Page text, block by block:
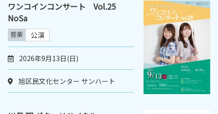
ワンコインコンサート Vol.25
NoSa
音楽 公演
2026年9月13日(日)
旭区民文化センター サンハート